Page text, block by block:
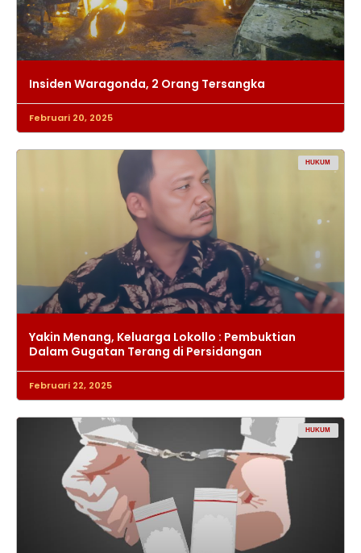
Insiden Waragonda, 2 Orang Tersangka
Februari 20, 2025
HUKUM
Yakin Menang, Keluarga Lokollo : Pembuktian
Dalam Gugatan Terang di Persidangan
Februari 22, 2025
HUKUM